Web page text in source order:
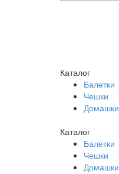
Каталог
Балетки
Чешки
Домашки
Каталог
Балетки
Чешки
Домашки